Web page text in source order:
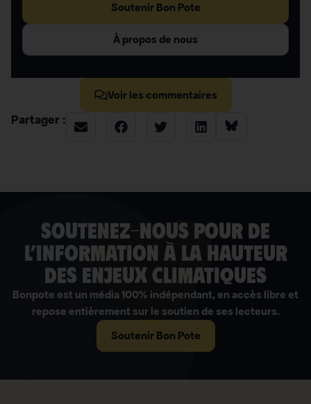
Soutenir Bon Pote
À propos de nous
Voir les commentaires
Partager :
soutenez-nous pour de
l’information à la hauteur
des enjeux climatiques
Bonpote est un média 100% indépendant, en accès libre et
repose entièrement sur le soutien de ses lecteurs.
Soutenir Bon Pote